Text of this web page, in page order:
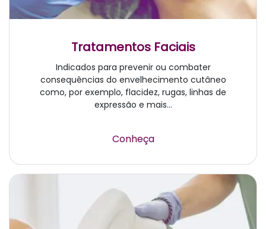
Tratamentos Faciais
Indicados para prevenir ou combater
consequências do envelhecimento cutâneo
como, por exemplo, flacidez, rugas, linhas de
expressão e mais...
Conheça